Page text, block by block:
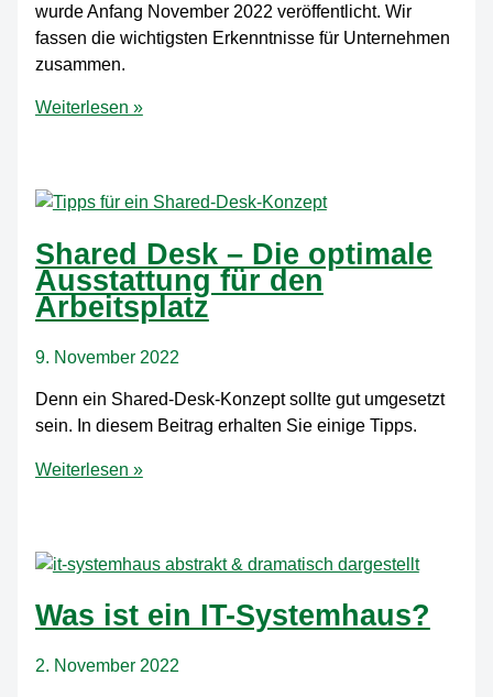
wurde Anfang November 2022 veröffentlicht. Wir
fassen die wichtigsten Erkenntnisse für Unternehmen
zusammen.
BSI-
–
Gefahren
aus
dem
Cyberraum
Weiterlesen »
Shared Desk – Die optimale
Ausstattung für den
Arbeitsplatz
9. November 2022
Denn ein Shared-Desk-Konzept sollte gut umgesetzt
sein. In diesem Beitrag erhalten Sie einige Tipps.
Shared
Die
optimale
Ausstattung
für
Weiterlesen »
Was ist ein IT-Systemhaus?
2. November 2022